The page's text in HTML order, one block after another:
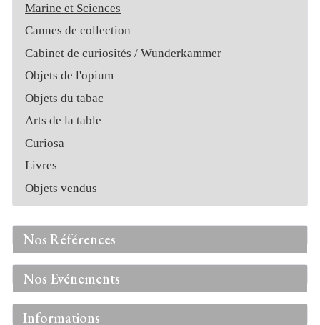
Marine et Sciences
Cannes de collection
Cabinet de curiosités / Wunderkammer
Objets de l'opium
Objets du tabac
Arts de la table
Curiosa
Livres
Objets vendus
Nos Références
Nos Evénements
Informations